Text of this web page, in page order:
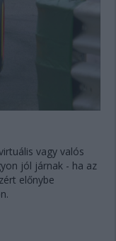
vagy valós
jól járnak - ha az
előnybe